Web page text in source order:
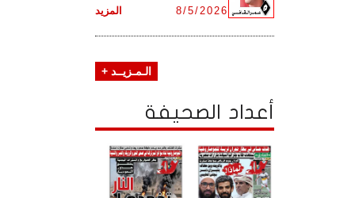
المزيد 8/5/2026
الـمـزيــد +
أعداد الصحيفة